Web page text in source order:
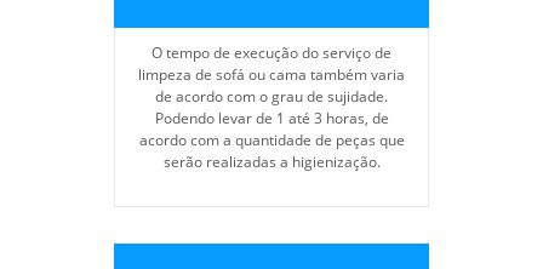
O tempo de execução do serviço de
limpeza de sofá ou cama também varia
de acordo com o grau de sujidade.
Podendo levar de 1 até 3 horas, de
acordo com a quantidade de peças que
serão realizadas a higienização.